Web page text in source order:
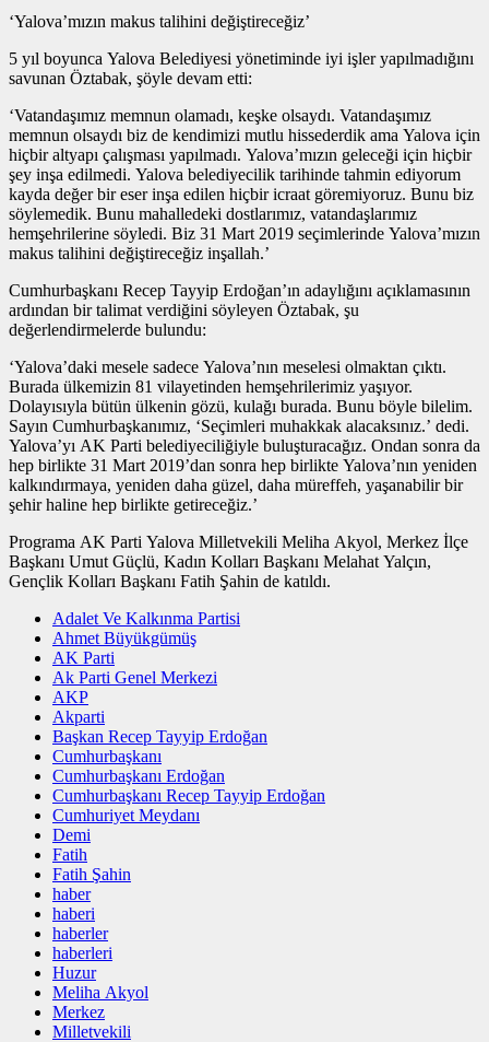
‘Yalova’mızın makus talihini değiştireceğiz’
5 yıl boyunca Yalova Belediyesi yönetiminde iyi işler yapılmadığını
savunan Öztabak, şöyle devam etti:
‘Vatandaşımız memnun olamadı, keşke olsaydı. Vatandaşımız
memnun olsaydı biz de kendimizi mutlu hissederdik ama Yalova için
hiçbir altyapı çalışması yapılmadı. Yalova’mızın geleceği için hiçbir
şey inşa edilmedi. Yalova belediyecilik tarihinde tahmin ediyorum
kayda değer bir eser inşa edilen hiçbir icraat göremiyoruz. Bunu biz
söylemedik. Bunu mahalledeki dostlarımız, vatandaşlarımız
hemşehrilerine söyledi. Biz 31 Mart 2019 seçimlerinde Yalova’mızın
makus talihini değiştireceğiz inşallah.’
Cumhurbaşkanı Recep Tayyip Erdoğan’ın adaylığını açıklamasının
ardından bir talimat verdiğini söyleyen Öztabak, şu
değerlendirmelerde bulundu:
‘Yalova’daki mesele sadece Yalova’nın meselesi olmaktan çıktı.
Burada ülkemizin 81 vilayetinden hemşehrilerimiz yaşıyor.
Dolayısıyla bütün ülkenin gözü, kulağı burada. Bunu böyle bilelim.
Sayın Cumhurbaşkanımız, ‘Seçimleri muhakkak alacaksınız.’ dedi.
Yalova’yı AK Parti belediyeciliğiyle buluşturacağız. Ondan sonra da
hep birlikte 31 Mart 2019’dan sonra hep birlikte Yalova’nın yeniden
kalkındırmaya, yeniden daha güzel, daha müreffeh, yaşanabilir bir
şehir haline hep birlikte getireceğiz.’
Programa AK Parti Yalova Milletvekili Meliha Akyol, Merkez İlçe
Başkanı Umut Güçlü, Kadın Kolları Başkanı Melahat Yalçın,
Gençlik Kolları Başkanı Fatih Şahin de katıldı.
Adalet Ve Kalkınma Partisi
Ahmet Büyükgümüş
AK Parti
Ak Parti Genel Merkezi
AKP
Akparti
Başkan Recep Tayyip Erdoğan
Cumhurbaşkanı
Cumhurbaşkanı Erdoğan
Cumhurbaşkanı Recep Tayyip Erdoğan
Cumhuriyet Meydanı
Demi
Fatih
Fatih Şahin
haber
haberi
haberler
haberleri
Huzur
Meliha Akyol
Merkez
Milletvekili